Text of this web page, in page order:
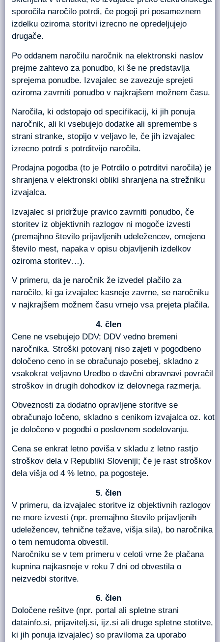
sporočila naročilo potrdi, če pogoji pri posameznem
izdelku oziroma storitvi izrecno ne opredeljujejo
drugače.
Po oddanem naročilu naročnik na elektronski naslov
prejme zahtevo za ponudbo, ki še ne predstavlja
sprejema ponudbe. Izvajalec se zavezuje sprejeti
oziroma zavrniti ponudbo v najkrajšem možnem času.
Naročila, ki odstopajo od specifikacij, ki jih ponuja
naročnik, ali ki vsebujejo dodatke ali spremembe s
strani stranke, stopijo v veljavo le, če jih izvajalec
izrecno potrdi s potrditvijo naročila.
Prodajna pogodba (to je Potrdilo o potrditvi naročila) je
shranjena v elektronski obliki shranjena na strežniku
izvajalca.
Izvajalec si pridržuje pravico zavrniti ponudbo, če
storitev iz objektivnih razlogov ni mogoče izvesti
(premajhno število prijavljenih udeležencev, omejeno
število mest, napaka v opisu objavljenih izdelkov
oziroma storitev…).
V primeru, da je naročnik že izvedel plačilo za
naročilo, ki ga izvajalec kasneje zavrne, se naročniku
v najkrajšem možnem času vrnejo vsa prejeta plačila.
člen
Cene ne vsebujejo DDV; DDV vedno bremeni
naročnika. Stroški potovanj niso zajeti v pogodbeno
določeno ceno in se obračunajo posebej, skladno z
vsakokrat veljavno Uredbo o davčni obravnavi povračil
stroškov in drugih dohodkov iz delovnega razmerja.
Obveznosti za dodatno opravljene storitve se
obračunajo ločeno, skladno s cenikom izvajalca oz. kot
je določeno v pogodbi o poslovnem sodelovanju.
Cena se enkrat letno poviša v skladu z letno rastjo
stroškov dela v Republiki Sloveniji; če je rast stroškov
dela višja od 4 % letno, pa pogosteje.
člen
V primeru, da izvajalec storitve iz objektivnih razlogov
ne more izvesti (npr. premajhno število prijavljenih
udeležencev, tehnične težave, višja sila), bo naročnika
o tem nemudoma obvestil.
Naročniku se v tem primeru v celoti vrne že plačana
kupnina najkasneje v roku 7 dni od obvestila o
neizvedbi storitve.
člen
Določene rešitve (npr. portal ali spletne strani
datainfo.si, prijavitelj.si, ijz.si ali druge spletne stotitve,
ki jih ponuja izvajalec) so praviloma za uporabo